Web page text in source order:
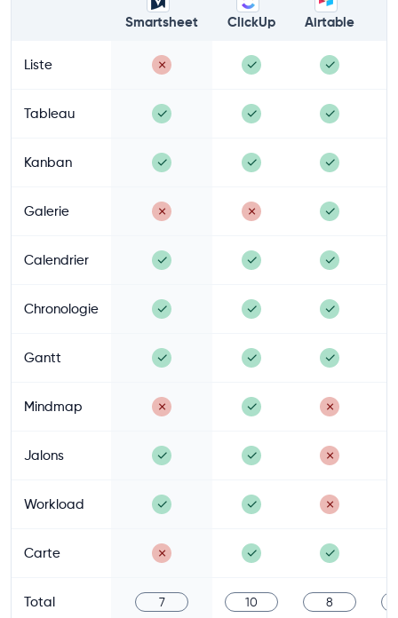
Smartsheet ClickUp Airtable
Liste ✗ ✓ ✓
Tableau ✓ ✓ ✓
Kanban ✓ ✓ ✓
Galerie ✗ ✗ ✓
Calendrier ✓ ✓ ✓
Chronologie ✓ ✓ ✓
Gantt ✓ ✓ ✓
Mindmap ✗ ✓ ✗
Jalons ✓ ✓ ✗
Workload ✓ ✓ ✗
Carte ✗ ✓ ✓
Total 7 10 8